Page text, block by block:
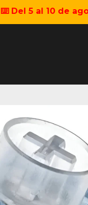
⌨️ Del 5 al 10 de